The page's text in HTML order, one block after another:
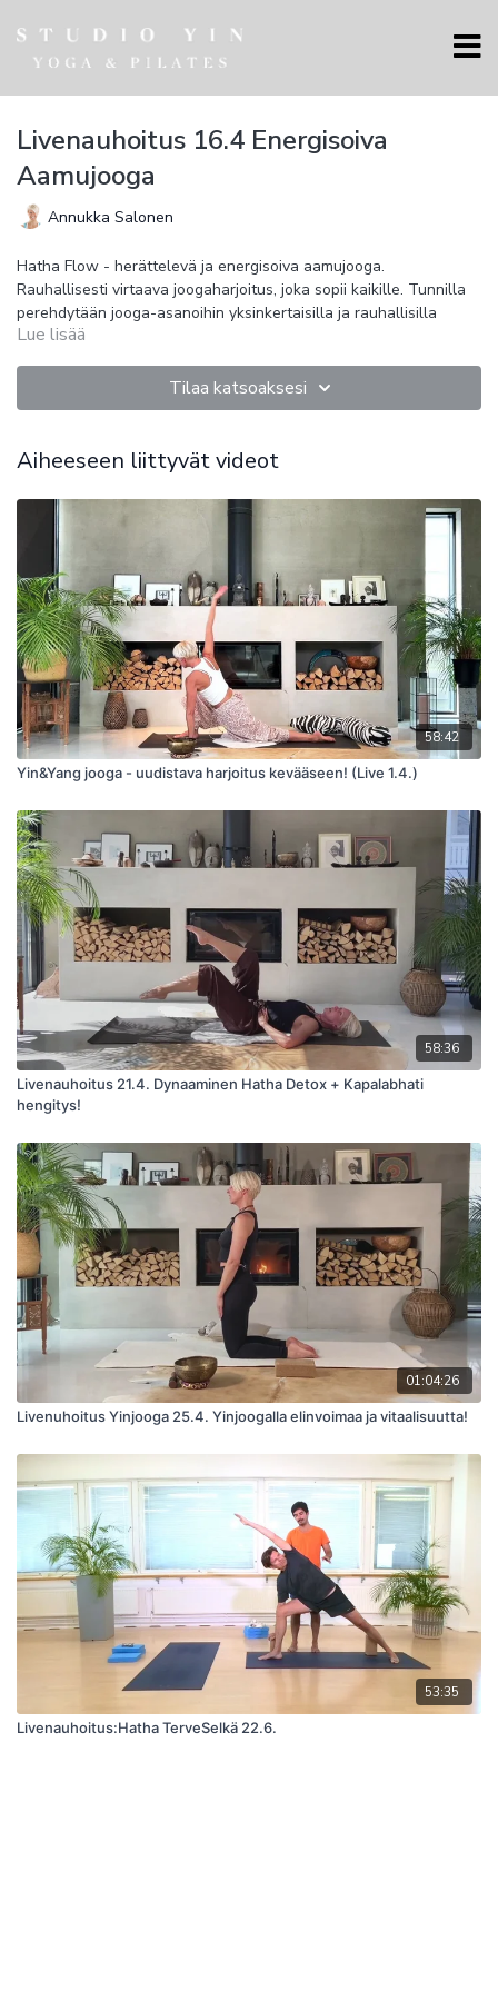
Livenauhoitus 16.4 Energisoiva
Aamujooga
Annukka Salonen
Hatha Flow - herättelevä ja energisoiva aamujooga.
Rauhallisesti virtaava joogaharjoitus, joka sopii kaikille. Tunnilla
perehdytään jooga-asanoihin yksinkertaisilla ja rauhallisilla
liikkeillä, parannetaan tasapainoa, vahvistetaan lihaksia ja
Lue lisää
Tilaa katsoaksesi
Aiheeseen liittyvät videot
58:42
Yin&Yang jooga - uudistava harjoitus kevääseen! (Live 1.4.)
58:36
Livenauhoitus 21.4. Dynaaminen Hatha Detox + Kapalabhati
hengitys!
01:04:26
Livenuhoitus Yinjooga 25.4. Yinjoogalla elinvoimaa ja vitaalisuutta!
53:35
Livenauhoitus:Hatha TerveSelkä 22.6.